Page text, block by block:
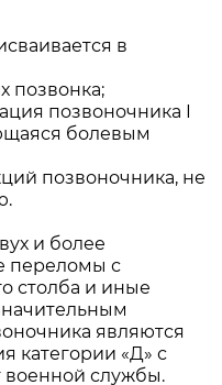
в
позвонка;
позвоночника I
болевым
позвоночника, не
и более
переломы с
столба и иные
являются
категории «Д» с
службы.